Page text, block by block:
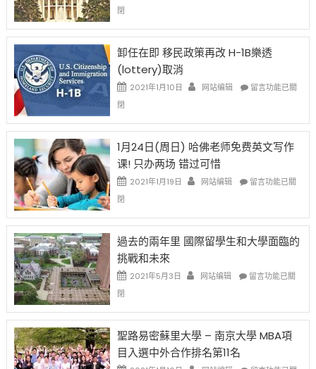
設
後
在
對
開
中
新
讓
說
請
1B
證
者
得〉
閉
卸任在即 移民政策再改 H-1B樂透
(lottery)取消
2021年1月10日 网站编辑
在
在
移
政
改
1B
透
消〉
留言功能已關
閉
1月24日(周日) 哈佛老师免费英文写作
课! 只办两场 错过可惜
2021年1月19日 网站编辑
在
24
(周
哈
师
费
文
留言功能已關
閉
過去的兩年里 國際留學生和大學面臨的
挑戰和未來
2021年5月3日 网站编辑
在
的
年
國
留言功能已關
閉
聖路易密蘇里大學 – 南京大學 MBA項
目入選中外合作排名第11名